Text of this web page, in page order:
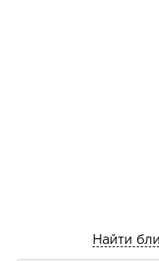
Найти